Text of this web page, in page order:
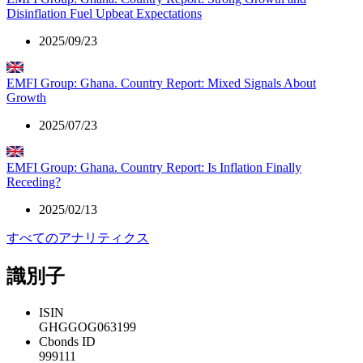
Disinflation Fuel Upbeat Expectations
2025/09/23
EMFI Group: Ghana. Country Report: Mixed Signals About
Growth
2025/07/23
EMFI Group: Ghana. Country Report: Is Inflation Finally
Receding?
2025/02/13
すべてのアナリティクス
識別子
ISIN
GHGGOG063199
Cbonds ID
999111